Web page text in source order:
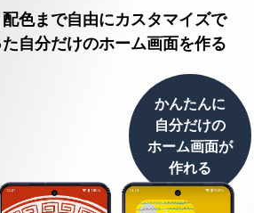
色まで自由にカスタマイズで
自分だけのホーム画面を作る
かんたんに
自分だけの
ホーム画面が
作れる